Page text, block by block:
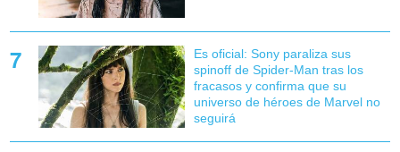
Es oficial: Sony paraliza sus
spinoff de Spider-Man tras los
fracasos y confirma que su
universo de héroes de Marvel no
seguirá